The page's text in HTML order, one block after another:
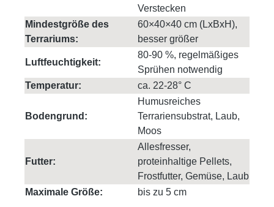
Verstecken
Mindestgröße des
Terrariums:
60×40×40 cm (LxBxH),
besser größer
Luftfeuchtigkeit:
80-90 %, regelmäßiges
Sprühen notwendig
Temperatur:
ca. 22-28° C
Bodengrund:
Humusreiches
Terrariensubstrat, Laub,
Moos
Futter:
Allesfresser,
proteinhaltige Pellets,
Frostfutter, Gemüse, Laub
Maximale Größe:
bis zu 5 cm